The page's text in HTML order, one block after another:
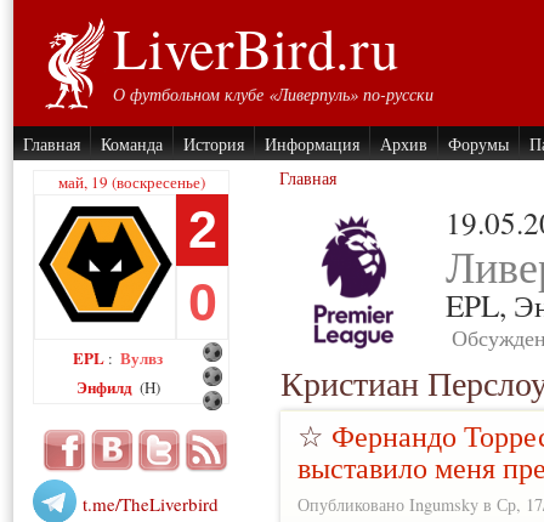
LiverBird.ru
О футбольном клубе «Ливерпуль» по-русски
Главная Команда История Информация Архив Форумы
май, 19 (воскресенье)
2
0
EPL : Вулвз
Энфилд (H)
t.me/TheLiverbird
Главная
EPL,
Кристиан
☆ Фернандо
выставило меня
Опубликовано Ingumsky в Ср,